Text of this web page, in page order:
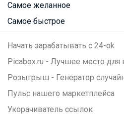
Самое желанное
Самое быстрое
Начать зарабатывать с 24-ok
Picabox.ru - Лучшее место
Розыгрыш - Генератор
Пульс нашего маркетплейса
Укорачиватель ссылок